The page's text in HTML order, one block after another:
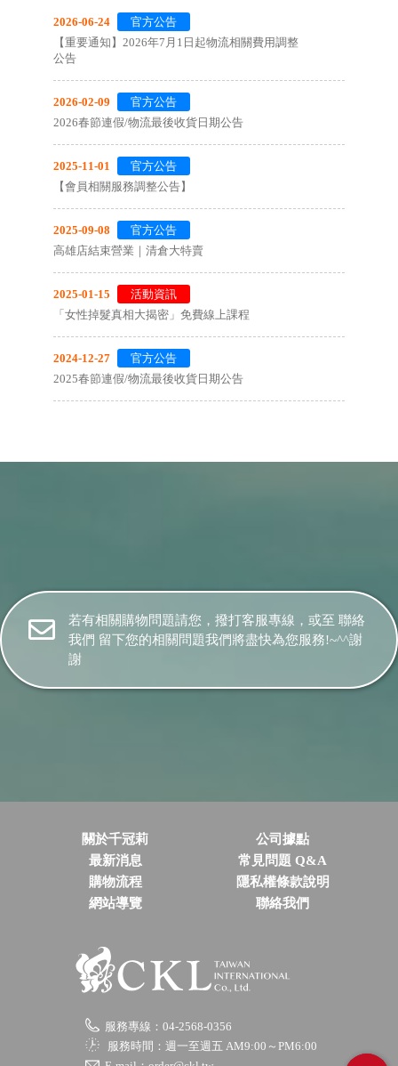
2026-06-24
官方公告
【重要通知】2026年7月1日起物流相關費用調整
公告
2026-02-09
官方公告
2026春節連假/物流最後收貨日期公告
2025-11-01
官方公告
【會員相關服務調整公告】
2025-09-08
官方公告
高雄店結束營業｜清倉大特賣
2025-01-15
活動資訊
「女性掉髮真相大揭密」免費線上課程
2024-12-27
官方公告
2025春節連假/物流最後收貨日期公告
若有相關購物問題請您，撥打客服專線，或至 聯絡
我們 留下您的相關問題我們將盡快為您服務!~^^謝
謝
關於千冠莉
公司據點
最新消息
常見問題 Q&A
購物流程
隱私權條款說明
網站導覽
聯絡我們
服務專線：04-2568-0356
服務時間：週一至週五 AM9:00～PM6:00